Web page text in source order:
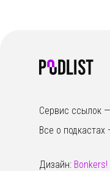
Сервис ссылок —
Все о подкастах
Дизайн: Bonkers!